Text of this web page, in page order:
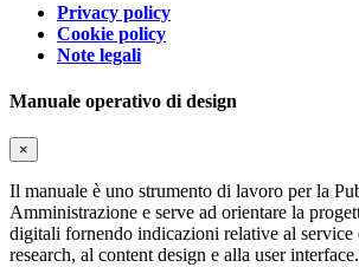
Privacy policy
Cookie policy
Note legali
Manuale operativo di design
×
Il manuale è uno strumento di lavoro per la
Amministrazione e serve ad orientare la
digitali fornendo indicazioni relative al service
research, al content design e alla user interface.